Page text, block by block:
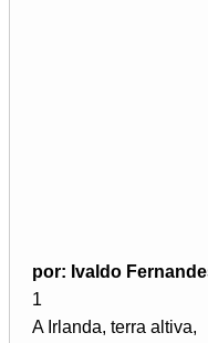
por: Ivaldo
1
A Irlanda, terra altiva,